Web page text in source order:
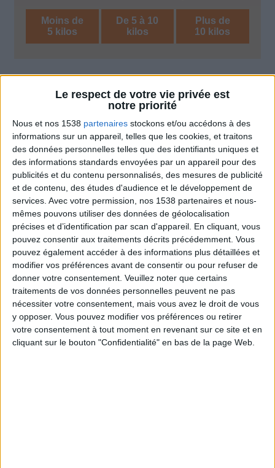
Le respect de votre vie privée est
notre priorité
Nous et nos 1538 partenaires stockons et/ou accédons à des
informations sur un appareil, telles que les cookies, et traitons
des données personnelles telles que des identifiants uniques et
des informations standards envoyées par un appareil pour des
publicités et du contenu personnalisés, des mesures de publicité
et de contenu, des études d'audience et le développement de
services. Avec votre permission, nos 1538 partenaires et nous-
mêmes pouvons utiliser des données de géolocalisation
précises et d’identification par scan d'appareil. En cliquant, vous
pouvez consentir aux traitements décrits précédemment. Vous
pouvez également accéder à des informations plus détaillées et
modifier vos préférences avant de consentir ou pour refuser de
donner votre consentement. Veuillez noter que certains
traitements de vos données personnelles peuvent ne pas
nécessiter votre consentement, mais vous avez le droit de vous
y opposer. Vous pouvez modifier vos préférences ou retirer
votre consentement à tout moment en revenant sur ce site et en
cliquant sur le bouton "Confidentialité" en bas de la page Web.
Moins de
5 kilos
De 5 à 10
kilos
Plus de
10 kilos
Une playlist où l'on ne mâche pas ses mots.
Je teste la MEILLEURE PIZZA du MONDE !